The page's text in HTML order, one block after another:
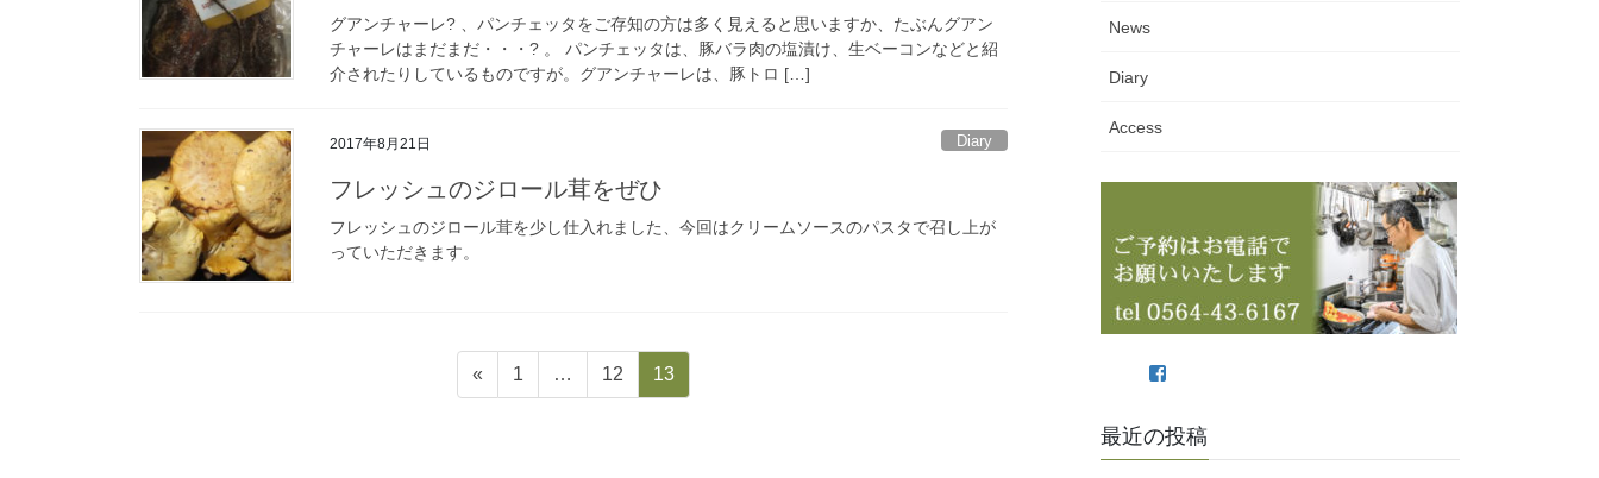
グアンチャーレ? 、パンチェッタをご存知の方は多く見えると思いますか、たぶんグアン
チャーレはまだまだ・・・? 。 パンチェッタは、豚バラ肉の塩漬け、生ベーコンなどと紹
介されたりしているものですが。グアンチャーレは、豚トロ […]
2017年8月21日 Diary
フレッシュのジロール茸をぜひ
フレッシュのジロール茸を少し仕入れました、今回はクリームソースのパスタで召し上が
っていただきます。
«
固
定
1 …
固
定
12
固
定
13
News
Diary
Access
最近の投稿